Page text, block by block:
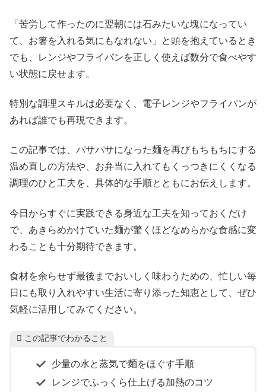
「苦労して作ったのに翌朝には石みたいな塊になってい
て、お箸を入れる気にもなれない」と頭を抱えているとき
でも、レンジやフライパンを正しく使えば数分で食べやす
い状態に戻せます。
特別な調理スキルは必要なく、電子レンジやフライパンが
あれば誰でも再現できます。
この記事では、パサパサになった麺を再びもちもちにする
温め直しの方法や、お弁当に入れてもくっつきにくくなる
調理のひと工夫を、具体的な手順とともにお伝えします。
今日からすぐに実践できる身近な工夫を知っておくだけ
で、あきらめかけていた麺が驚くほどなめらかな食感に変
わることも十分期待できます。
食材を余らせず最後までおいしく味わうための、忙しい毎
日にも取り入れやすい生活に寄り添った知恵として、ぜひ
気軽に活用してみてください。
この記事でわかること
少量の水と蒸気で麺をほぐす手順
レンジでふっくら仕上げる加熱のコツ